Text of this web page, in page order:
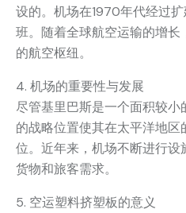
设的。机场在1970年代经过
班。随着全球航空运输的增
的航空枢纽。
4. 机场的重要性与发展
尽管基里巴斯是一个面积较
的战略位置使其在太平洋地
位。近年来，机场不断进行
货物和旅客需求。
5. 空运塑料挤塑板的意义